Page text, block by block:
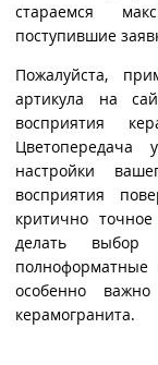
стараемся
поступившие
Пожалуйста,
артикула на
восприятия
настройки
восприятия
критично
делать
полноформатные
особенно
керамогранита.